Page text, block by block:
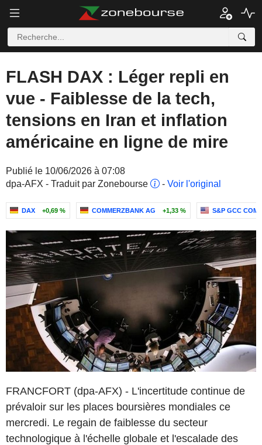
FLASH DAX : Léger repli en
vue - Faiblesse de la tech,
tensions en Iran et inflation
américaine en ligne de mire
Publié le 10/06/2026 à 07:08
dpa-AFX - Traduit par Zonebourse
- Voir l'original
DAX +0,69 % COMMERZBANK AG +1,33 % S&P GCC
FRANCFORT (dpa-AFX) - L'incertitude continue de
prévaloir sur les places boursières mondiales ce
mercredi. Le regain de faiblesse du secteur
technologique à l'échelle globale et l'escalade des